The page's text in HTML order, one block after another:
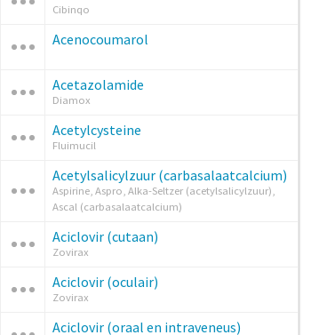
Cibinqo
Acenocoumarol
Acetazolamide
Diamox
Acetylcysteine
Fluimucil
Acetylsalicylzuur (carbasalaatcalcium)
Aspirine, Aspro, Alka-Seltzer (acetylsalicylzuur),
Ascal (carbasalaatcalcium)
Aciclovir (cutaan)
Zovirax
Aciclovir (oculair)
Zovirax
Aciclovir (oraal en intraveneus)